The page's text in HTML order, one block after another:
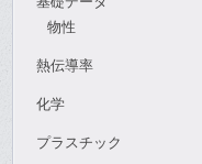
ン 物性
熱伝導率
化学
プラスチック